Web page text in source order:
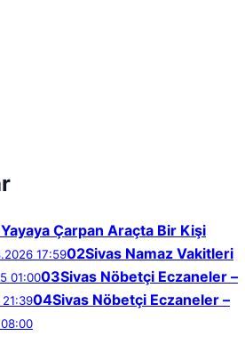
Yayaya Çarpan Araçta Bir Kişi
17:5902Sivas Namaz Vakitleri
01:0003Sivas Nöbetçi Eczaneler –
04Sivas Nöbetçi Eczaneler –